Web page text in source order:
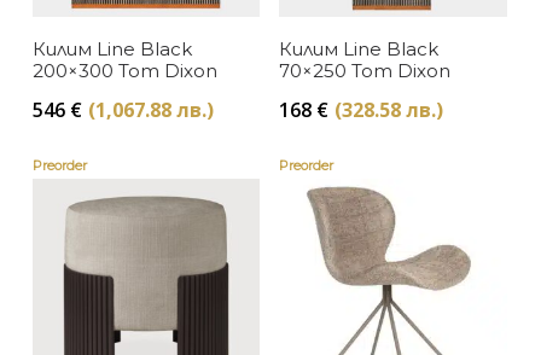
Мебели за дома и офиса
Намаление
Осветление
Текстил за дома
Seletti
White Label Living
В наличност
Изчерпан, с опция за поръчка
ЦВЯТ
Бежово
Оранжево
Розово
Килим Line Black
200×300 Tom Dixon
546 € (1,067.88 лв.)
Килим Line Black
70×250 Tom Dixon
168 € (328.58 лв.)
Preorder Preorder